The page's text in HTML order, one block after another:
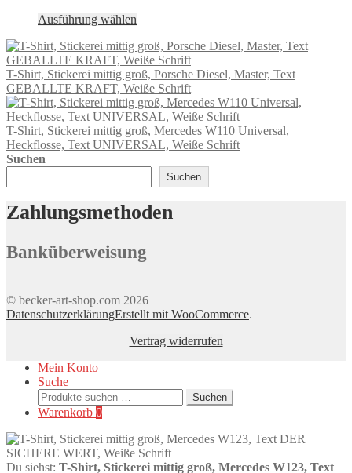
Ausführung wählen
weist
mehrere
Varianten
auf.
Die
Optionen
können
auf
Produktseite
gewählt
werden
T-Shirt, Stickerei mittig groß, Porsche Diesel, Master, Text
GEBALLTE KRAFT, Weiße Schrift
T-Shirt, Stickerei mittig groß, Mercedes W110 Universal,
Heckflosse, Text UNIVERSAL, Weiße Schrift
Suchen
Suchen
Zahlungsmethoden
Banküberweisung
© becker-art-shop.com 2026
DatenschutzerklärungErstellt mit WooCommerce.
Vertrag widerrufen
Mein Konto
Suche
Suchen
nach:
Suchen
Warenkorb 0
Du siehst: T-Shirt, Stickerei mittig groß, Mercedes W123, Text